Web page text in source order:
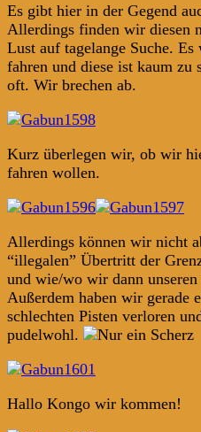
Es gibt hier in der Gegend
Allerdings finden wir diesen
Lust auf tagelange Suche.
fahren und diese ist kaum zu
oft. Wir brechen ab.
Kurz überlegen wir, ob wir
fahren wollen.
Allerdings können wir nicht
“illegalen” Übertritt der
und wie/wo wir dann
Außerdem haben wir gerade
schlechten Pisten verloren
pudelwohl.
Hallo Kongo wir kommen!